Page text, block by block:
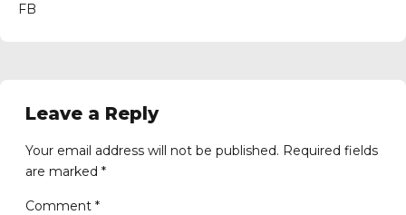
FB
Leave a Reply
Your email address will not be published. Required fields
are marked *
Comment *